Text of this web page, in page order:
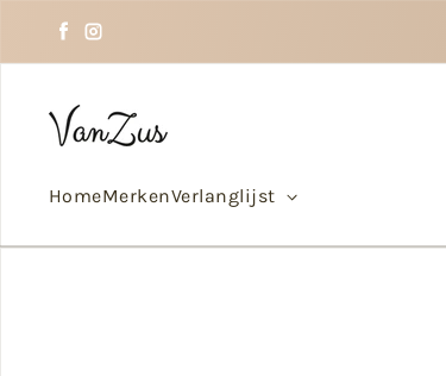
Facebook
Instagram
HomeMerkenVerlanglijst